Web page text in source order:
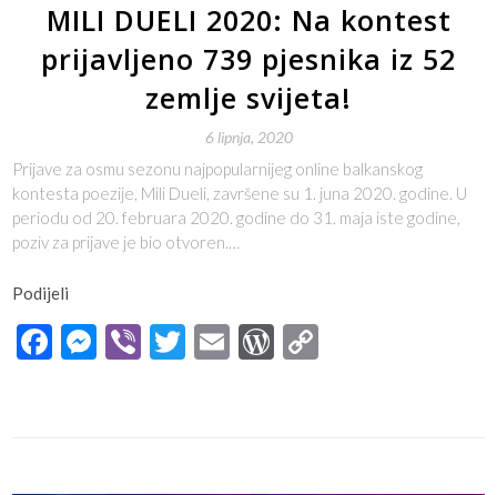
MILI DUELI 2020: Na kontest
prijavljeno 739 pjesnika iz 52
zemlje svijeta!
6 lipnja, 2020
Prijave za osmu sezonu najpopularnijeg online balkanskog
kontesta poezije, Mili Dueli, završene su 1. juna 2020. godine. U
periodu od 20. februara 2020. godine do 31. maja iste godine,
poziv za prijave je bio otvoren.…
Podijeli
Facebook
Messenger
ViberTwitter
EmailWordPress